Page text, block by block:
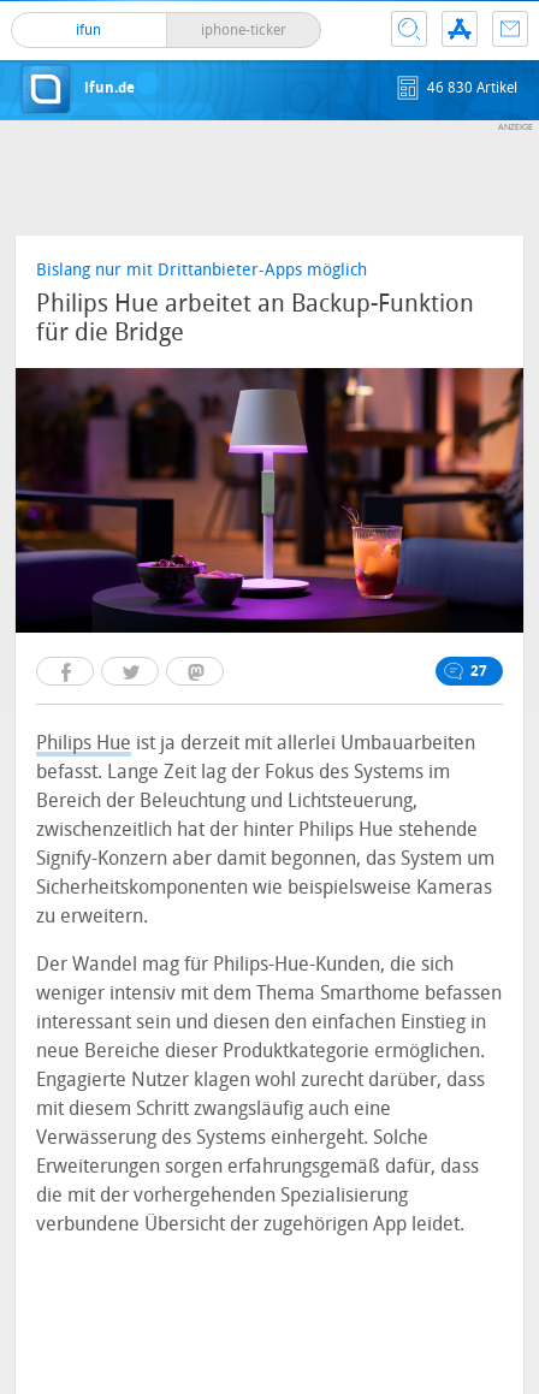
ifun iphone-ticker
ifun.de 46 830 Artikel
Bislang nur mit Drittanbieter-Apps möglich
Philips Hue arbeitet an Backup-Funktion
für die Bridge
27
Philips Hue ist ja derzeit mit allerlei Umbauarbeiten
befasst. Lange Zeit lag der Fokus des Systems im
Bereich der Beleuchtung und Lichtsteuerung,
zwischenzeitlich hat der hinter Philips Hue stehende
Signify-Konzern aber damit begonnen, das System um
Sicherheitskomponenten wie beispielsweise Kameras
zu erweitern.
Der Wandel mag für Philips-Hue-Kunden, die sich
weniger intensiv mit dem Thema Smarthome befassen
interessant sein und diesen den einfachen Einstieg in
neue Bereiche dieser Produktkategorie ermöglichen.
Engagierte Nutzer klagen wohl zurecht darüber, dass
mit diesem Schritt zwangsläufig auch eine
Verwässerung des Systems einhergeht. Solche
Erweiterungen sorgen erfahrungsgemäß dafür, dass
die mit der vorhergehenden Spezialisierung
verbundene Übersicht der zugehörigen App leidet.